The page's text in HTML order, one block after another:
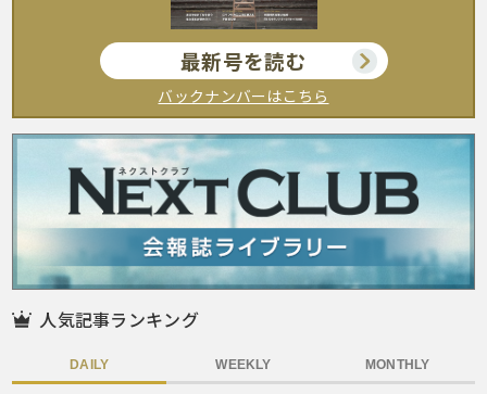
最新号を読む
バックナンバーはこちら
人気記事ランキング
DAILY WEEKLY MONTHLY